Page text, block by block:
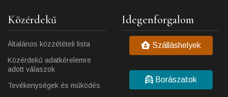
Közérdekű
Általános közzétételi lista
Közérdekű adatkérelemre
adott válaszok
Tevékenységek és működés
Idegenforgalom
Szálláshelyek
Borászatok